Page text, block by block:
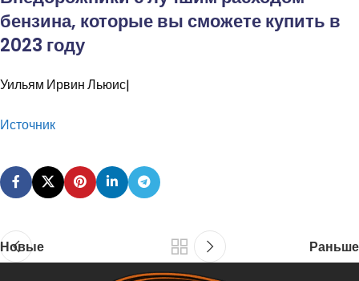
бензина, которые вы сможете купить в
2023 году
Уильям Ирвин Льюис|
Источник
Новые Раньше